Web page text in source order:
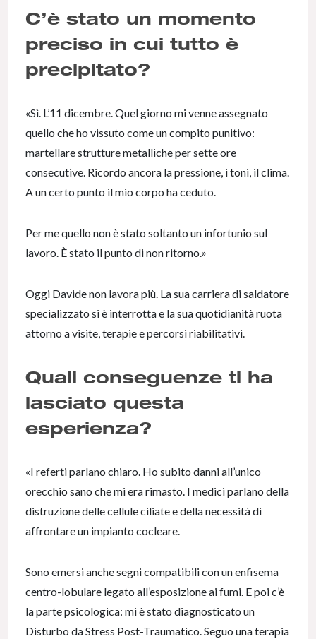
C’è stato un momento
preciso in cui tutto è
precipitato?
«Sì. L’11 dicembre. Quel giorno mi venne assegnato
quello che ho vissuto come un compito punitivo:
martellare strutture metalliche per sette ore
consecutive. Ricordo ancora la pressione, i toni, il clima.
A un certo punto il mio corpo ha ceduto.
Per me quello non è stato soltanto un infortunio sul
lavoro. È stato il punto di non ritorno.»
Oggi Davide non lavora più. La sua carriera di saldatore
specializzato si è interrotta e la sua quotidianità ruota
attorno a visite, terapie e percorsi riabilitativi.
Quali conseguenze ti ha
lasciato questa
esperienza?
«I referti parlano chiaro. Ho subito danni all’unico
orecchio sano che mi era rimasto. I medici parlano della
distruzione delle cellule ciliate e della necessità di
affrontare un impianto cocleare.
Sono emersi anche segni compatibili con un enfisema
centro-lobulare legato all’esposizione ai fumi. E poi c’è
la parte psicologica: mi è stato diagnosticato un
Disturbo da Stress Post-Traumatico. Seguo una terapia